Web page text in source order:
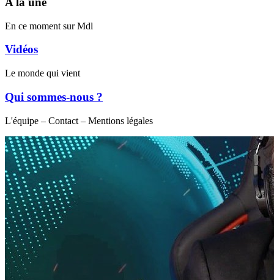
En ce moment sur Mdl
Vidéos
Le monde qui vient
Qui sommes-nous ?
L'équipe – Contact – Mentions légales